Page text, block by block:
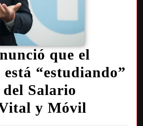
que el
“estudiando”
Salario
y Móvil